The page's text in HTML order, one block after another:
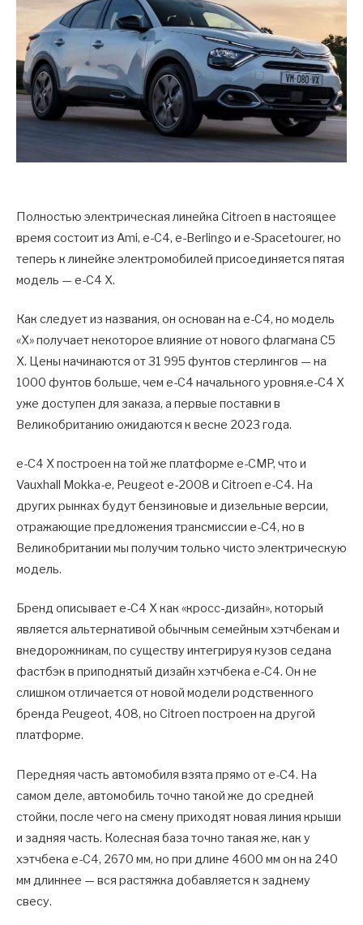
Полностью электрическая линейка Citroen в настоящее
время состоит из Ami, e-C4, e-Berlingo и e-Spacetourer, но
теперь к линейке электромобилей присоединяется пятая
модель — e-C4 X.
Как следует из названия, он основан на e-C4, но модель
«X» получает некоторое влияние от нового флагмана C5
X. Цены начинаются от 31 995 фунтов стерлингов — на
1000 фунтов больше, чем e-C4 начального уровня.e-C4 X
уже доступен для заказа, а первые поставки в
Великобританию ожидаются к весне 2023 года.
e-C4 X построен на той же платформе e-CMP, что и
Vauxhall Mokka-e, Peugeot e-2008 и Citroen e-C4. На
других рынках будут бензиновые и дизельные версии,
отражающие предложения трансмиссии e-C4, но в
Великобритании мы получим только чисто электрическую
модель.
Бренд описывает e-C4 X как «кросс-дизайн», который
является альтернативой обычным семейным хэтчбекам и
внедорожникам, по существу интегрируя кузов седана
фастбэк в приподнятый дизайн хэтчбека e-C4. Он не
слишком отличается от новой модели родственного
бренда Peugeot, 408, но Citroen построен на другой
платформе.
Передняя часть автомобиля взята прямо от e-C4. На
самом деле, автомобиль точно такой же до средней
стойки, после чего на смену приходят новая линия крыши
и задняя часть. Колесная база точно такая же, как у
хэтчбека e-C4, 2670 мм, но при длине 4600 мм он на 240
мм длиннее — вся растяжка добавляется к заднему
свесу.